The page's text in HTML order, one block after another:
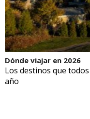
Dónde viajar en 2026
Los destinos que
año